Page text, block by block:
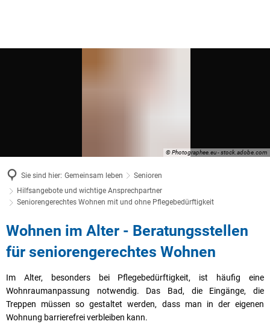
© Photographee.eu - stock.adobe.com
Sie sind hier: Gemeinsam leben
Senioren
Hilfsangebote und wichtige Ansprechpartner
Seniorengerechtes Wohnen mit und ohne Pflegebedürftigkeit
Seniorengerechtes
Wohnen
mit
und
ohne
Wohnen im Alter - Beratungsstellen
für seniorengerechtes Wohnen
Im Alter, besonders bei Pflegebedürftigkeit, ist häufig eine
Wohnraumanpassung notwendig. Das Bad, die Eingänge, die
Treppen müssen so gestaltet werden, dass man in der eigenen
Wohnung barrierefrei verbleiben kann.